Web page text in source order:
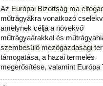
Az Európai Bizottság ma
műtrágyákra vonatkozó
amelynek célja a növekvő
műtrágyaárakkal és
szembesülő mezőgazdasági
támogatása, a hazai termelés
megerősítése, valamint Európa